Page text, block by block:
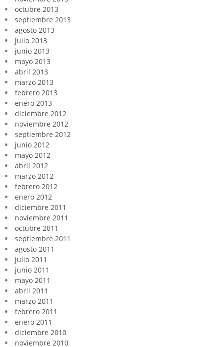
octubre 2013
septiembre 2013
agosto 2013
julio 2013
junio 2013
mayo 2013
abril 2013
marzo 2013
febrero 2013
enero 2013
diciembre 2012
noviembre 2012
septiembre 2012
junio 2012
mayo 2012
abril 2012
marzo 2012
febrero 2012
enero 2012
diciembre 2011
noviembre 2011
octubre 2011
septiembre 2011
agosto 2011
julio 2011
junio 2011
mayo 2011
abril 2011
marzo 2011
febrero 2011
enero 2011
diciembre 2010
noviembre 2010